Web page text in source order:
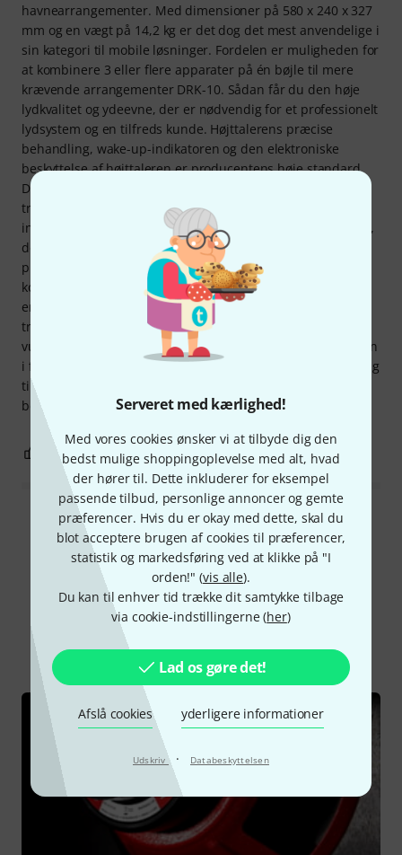
Serveret med kærlighed!
Med vores cookies ønsker vi at tilbyde dig den
bedst mulige shoppingoplevelse med alt, hvad
der hører til. Dette inkluderer for eksempel
passende tilbud, personlige annoncer og gemte
præferencer. Hvis du er okay med dette, skal du
blot acceptere brugen af cookies til præferencer,
statistik og markedsføring ved at klikke på "I
orden!" (vis alle).
Du kan til enhver tid trække dit samtykke tilbage
via cookie-indstillingerne (her)
Lad os gøre det!
Afslå cookies yderligere informationer
Udskriv · Databeskyttelsen
havnearrangementer. Med dimensioner på 580 x 240 x 327
mm og en vægt på 14,2 kg er det dog det mest anvendelige i
sin kategori til mobile løsninger. Fordelen er muligheden for
at kombinere 3 eller flere apparater på én bøjle til mere
krævende arrangementer DRK-10. Sådan får du den høje
lydkvalitet og ydeevne, der er nødvendig for et professionelt
lydsystem og en tilfreds kunde. Højttalerens præcise
behandling, wake-up-indikatoren og den elektroniske
beskyttelse af højttaleren er producentens høje standard.
Der er også et mini-USB-stik til højttalerdiagnostik,
trimmerindstilling af tilstande og lydemission. Den
indeholder en analog inputbegrænser med en kompressor,
der opdeler signalet i tre grupper. Kroppen er en
plastikboks med et metalhængsel af høj kvalitet til
kombination med andre højttalere. Inde i kabinettet er der
en 8" neodym bashøjttaler, 65" mellembashøjttalere og 2
trykdiskanthøjttalere med 100° x 15° stråling. Samlet
vurdering: for vægt, dimensioner, brugervenlighed og lyden
i forhold til - indstillingstilstande kunne? med en fremspring
til hånden (ikke trimmer), prisen kunne? være rar, men du
betaler for kvalitet.
21 ANMELD BEDØMMELSE
Læs alle anmeldelser
Vidste du?
Alle Guide Downloads